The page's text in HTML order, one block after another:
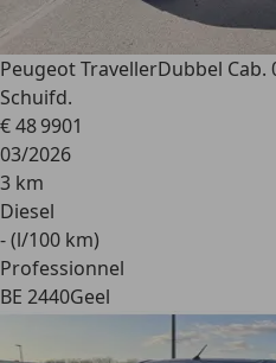
Peugeot TravellerDubbel Cab.
Schuifd.
€ 48 9901
03/2026
3 km
Diesel
- (l/100 km)
Professionnel
BE 2440Geel